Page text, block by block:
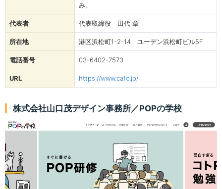
み。
代表者 代表取締役 田代 章
所在地 港区浜松町1-2-14 ユーデン浜松町ビル5F
電話番号 03-6402-7573
URL https://www.cafc.jp/
株式会社山口茂デザイン事務所／POPの学校